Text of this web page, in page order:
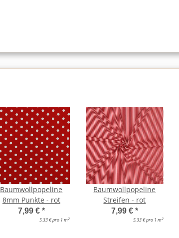
Baumwollpopeline
8mm Punkte - rot
7,99 € *
5,33 € pro 1 m2
Baumwollpopeline
Streifen - rot
7,99 € *
5,33 € pro 1 m2